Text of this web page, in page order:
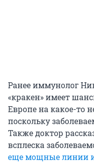
Ранее иммунолог
«кракен» имеет
Европе на какое-то
поскольку
Также доктор
всплеска
еще мощные линии